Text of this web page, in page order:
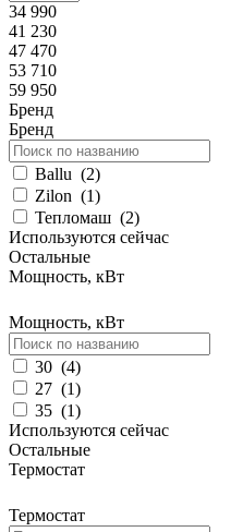
34 990
41 230
47 470
53 710
59 950
Бренд
Бренд
Ballu (2)
Zilon (1)
Тепломаш (2)
Используются сейчас
Остальные
Мощность, кВт
Мощность, кВт
30 (4)
27 (1)
35 (1)
Используются сейчас
Остальные
Термостат
Термостат